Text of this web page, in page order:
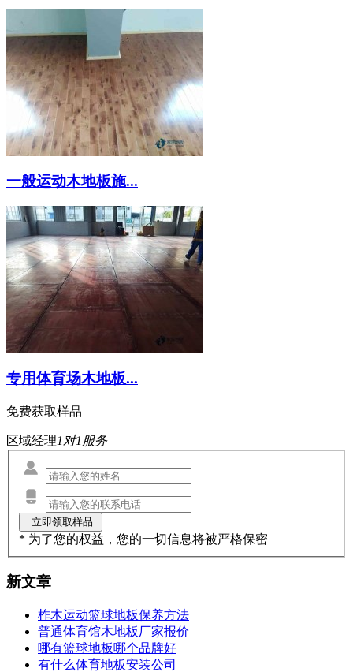
一般运动木地板施...
专用体育场木地板...
免费获取样品
区域经理1对1服务
* 为了您的权益，您的一切信息将被严格保密
新文章
柞木运动篮球地板保养方法
普通体育馆木地板厂家报价
哪有篮球地板哪个品牌好
有什么体育地板安装公司